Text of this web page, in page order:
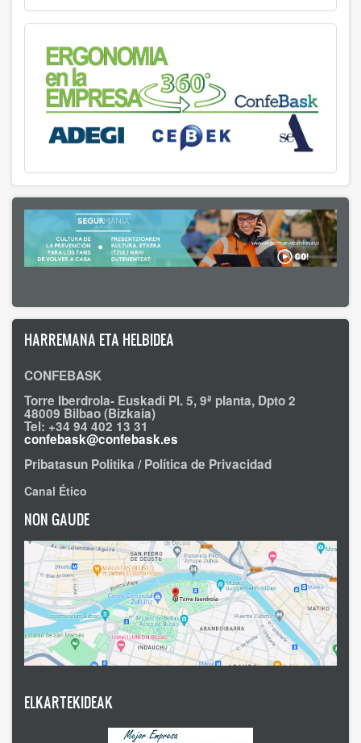
HARREMANA ETA HELBIDEA
CONFEBASK
Torre Iberdrola- Euskadi Pl. 5, 9ª planta, Dpto 2
48009 Bilbao (Bizkaia)
Tel: +34 94 402 13 31
confebask@confebask.es
Pribatasun Politika / Política de Privacidad
Canal Ético
NON GAUDE
ELKARTEKIDEAK